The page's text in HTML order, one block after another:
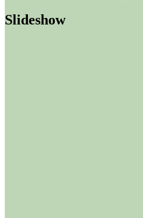
Slideshow